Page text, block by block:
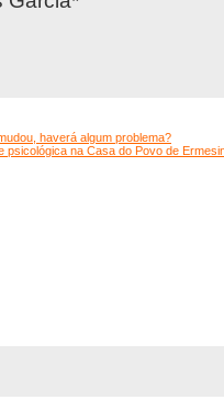
haverá algum problema?
psicológica na Casa do Povo de